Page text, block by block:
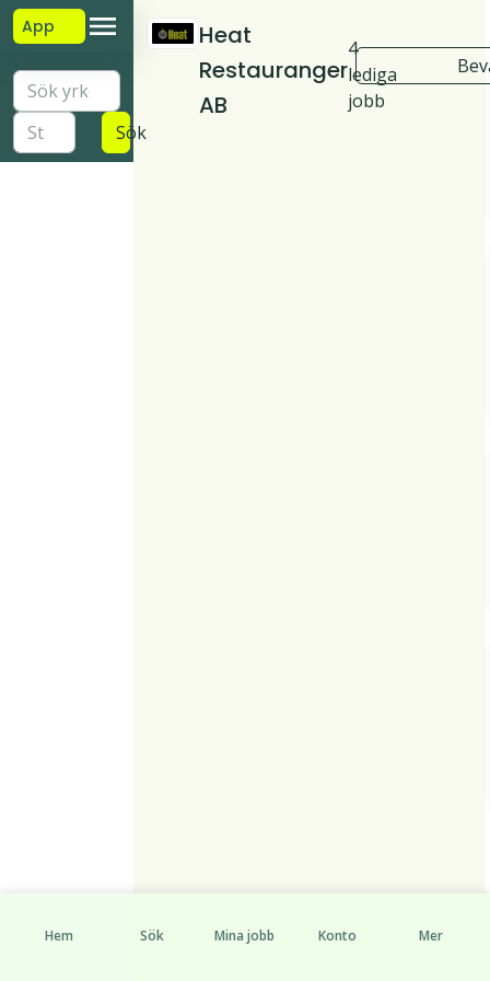
App
Sök
Heat
Restauranger
AB
4
lediga
jobb
Hem Sök Mina jobb Konto Mer